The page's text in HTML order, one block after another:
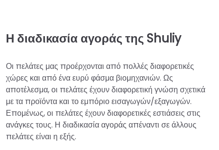
Η διαδικασία αγοράς της Shuliy
Οι πελάτες μας προέρχονται από πολλές διαφορετικές
χώρες και από ένα ευρύ φάσμα βιομηχανιών. Ως
αποτέλεσμα, οι πελάτες έχουν διαφορετική γνώση σχετικά
με τα προϊόντα και το εμπόριο εισαγωγών/εξαγωγών.
Επομένως, οι πελάτες έχουν διαφορετικές εστιάσεις στις
ανάγκες τους. Η διαδικασία αγοράς απέναντι σε άλλους
πελάτες είναι η εξής.